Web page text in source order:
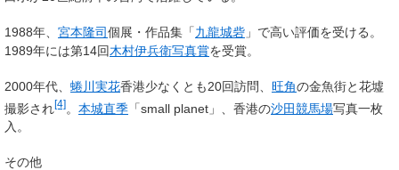
1988年、 宮本隆司個展・作品集「九龍城砦 」で高い評価を受ける。
1989年には第14回木村伊兵衛写真賞を受賞。
2000年代、 蜷川実花香港少なくとも20回訪問、 旺角の金魚街と花墟
撮影され[4]。 本城直季 「small planet」、香港の沙田競馬場写真一枚
入。
その他